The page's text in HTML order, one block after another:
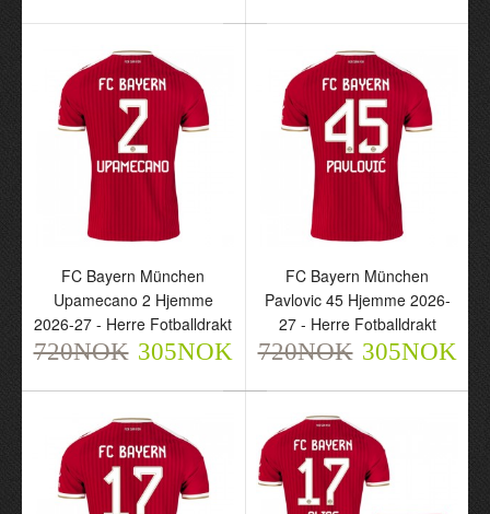
FC Bayern München
Upamecano 2 Hjemme
2026-27 - Herre
Fotballdrakt
720NOK 305NOK
FC Bayern München
Pavlovic 45 Hjemme
2026-27 - Herre
Fotballdrakt
720NOK 305NOK
FC Bayern München
Upamecano 2 Hjemme
2026-27 - Herre Fotballdrakt
720NOK 305NOK
FC Bayern München
Pavlovic 45 Hjemme 2026-
27 - Herre Fotballdrakt
720NOK 305NOK